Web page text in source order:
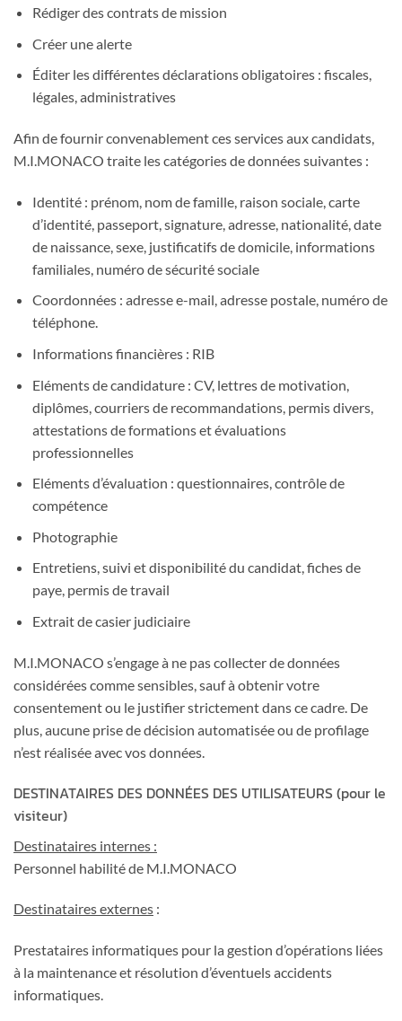
Rédiger des contrats de mission
Créer une alerte
Éditer les différentes déclarations obligatoires : fiscales,
légales, administratives
Afin de fournir convenablement ces services aux candidats,
M.I.MONACO traite les catégories de données suivantes :
Identité : prénom, nom de famille, raison sociale, carte
d’identité, passeport, signature, adresse, nationalité, date
de naissance, sexe, justificatifs de domicile, informations
familiales, numéro de sécurité sociale
Coordonnées : adresse e-mail, adresse postale, numéro de
téléphone.
Informations financières : RIB
Eléments de candidature : CV, lettres de motivation,
diplômes, courriers de recommandations, permis divers,
attestations de formations et évaluations
professionnelles
Eléments d’évaluation : questionnaires, contrôle de
compétence
Photographie
Entretiens, suivi et disponibilité du candidat, fiches de
paye, permis de travail
Extrait de casier judiciaire
M.I.MONACO s’engage à ne pas collecter de données
considérées comme sensibles, sauf à obtenir votre
consentement ou le justifier strictement dans ce cadre. De
plus, aucune prise de décision automatisée ou de profilage
n’est réalisée avec vos données.
DESTINATAIRES DES DONNÉES DES UTILISATEURS (pour le
visiteur)
Destinataires internes :
Personnel habilité de M.I.MONACO
Destinataires externes :
Prestataires informatiques pour la gestion d’opérations liées
à la maintenance et résolution d’éventuels accidents
informatiques.